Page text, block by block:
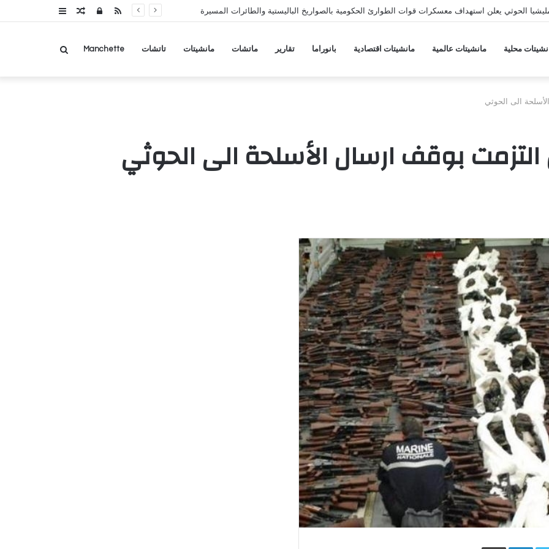
الحوثي يعلن استهداف معسكرات قوات الطوارئ الحكومية بالصواريخ الباليستية والطائرات المسيرة عمودمقالتسجيلRSS
محلية مانشيتات عالمية مانشيتات اقتصادية بانوراما تقارير ماتشات مانشيتات تاتشات Manchette بحث
الى الحوثي
التزمت بوقف ارسال الأسلحة الى الحوثي
Twitter
LinkedInطباعة